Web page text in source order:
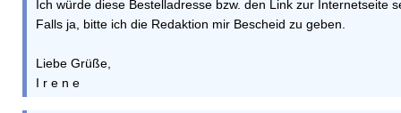
Ich würde diese Bestelladresse bzw. den Link zur
Falls ja, bitte ich die Redaktion mir Bescheid zu geben.
Liebe Grüße,
I r e n e